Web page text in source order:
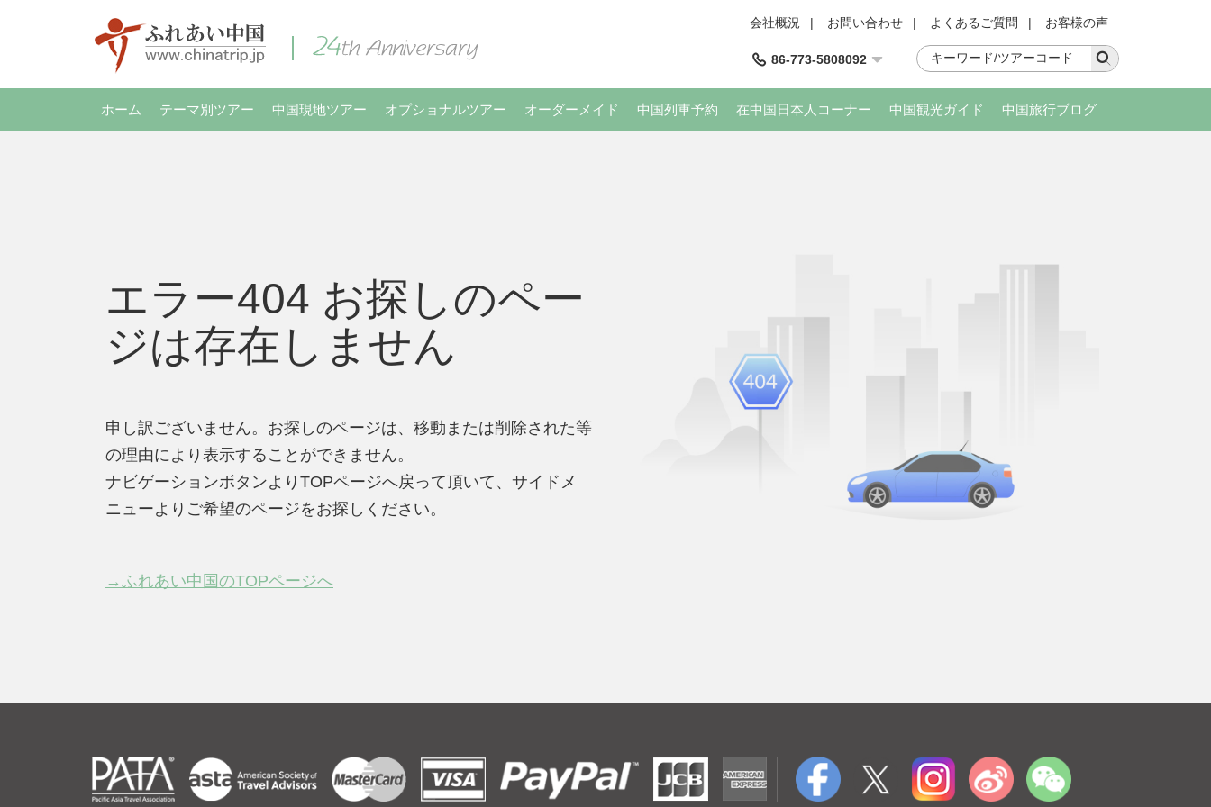
会社概況 | お問い合わせ | よくあるご質問 | お客様の声
86-773-5808092
ホーム テーマ別ツアー 中国現地ツアー オプショナルツアー オーダーメイド 中国列車予約 在中国日本人コーナー 中国観光ガイド 中国旅行ブログ
エラー404 お探しのペー
ジは存在しません
申し訳ございません。お探しのページは、移動または削除された等
の理由により表示することができません。
ナビゲーションボタンよりTOPページへ戻って頂いて、サイドメ
ニューよりご希望のページをお探しください。
→ふれあい中国のTOPページへ